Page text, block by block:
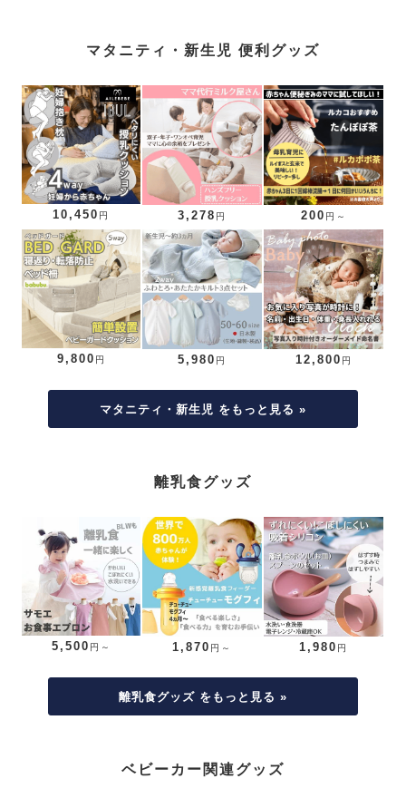
マタニティ・新生児 便利グッズ
10,450 円 3,278 円 200 円～
9,800 円 5,980 円 12,800 円
マタニティ・新生児 をもっと見る »
離乳食グッズ
5,500 円～ 1,870 円～ 1,980 円
離乳食グッズ をもっと見る »
ベビーカー関連グッズ